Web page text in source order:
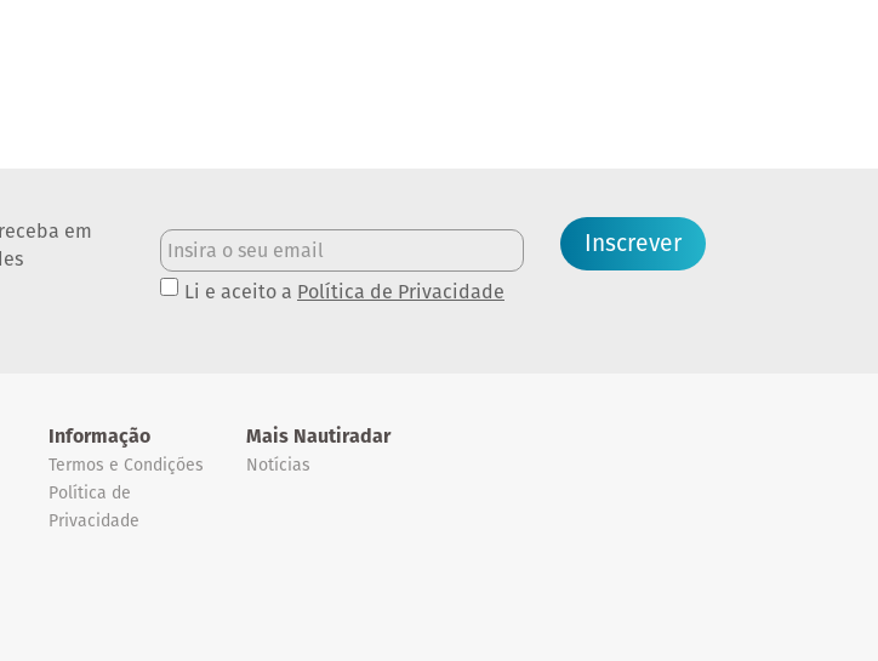
em
Li e aceito a Política de Privacidade
Inscrever
Informação
Termos e Condições
Política de
Privacidade
Mais Nautiradar
Notícias